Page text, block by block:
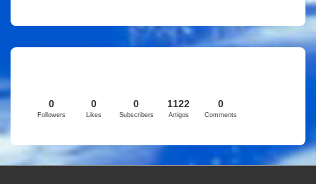
0
Followers
0
Likes
0
Subscribers
1122
Artigos
0
Comments